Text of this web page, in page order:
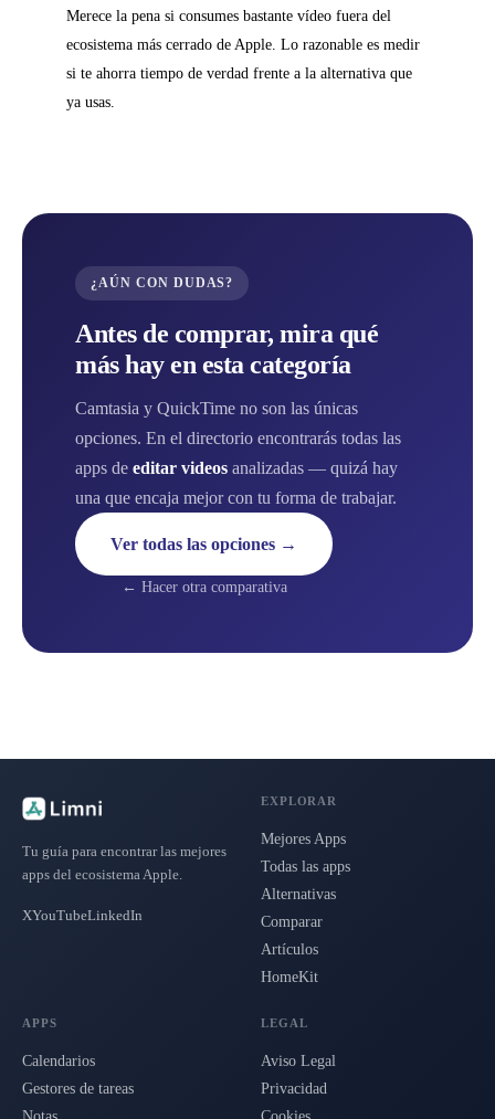
Merece la pena si consumes bastante vídeo fuera del
ecosistema más cerrado de Apple. Lo razonable es medir
si te ahorra tiempo de verdad frente a la alternativa que
ya usas.
¿AÚN CON DUDAS?
Antes de comprar, mira qué
más hay en esta categoría
Camtasia y QuickTime no son las únicas
opciones. En el directorio encontrarás todas las
apps de editar videos analizadas — quizá hay
una que encaja mejor con tu forma de trabajar.
Ver todas las opciones →
← Hacer otra comparativa
Tu guía para encontrar las mejores
apps del ecosistema Apple.
XYouTubeLinkedIn
EXPLORAR
Mejores Apps
Todas las apps
Alternativas
Comparar
Artículos
HomeKit
APPS
Calendarios
Gestores de tareas
LEGAL
Aviso Legal
Privacidad